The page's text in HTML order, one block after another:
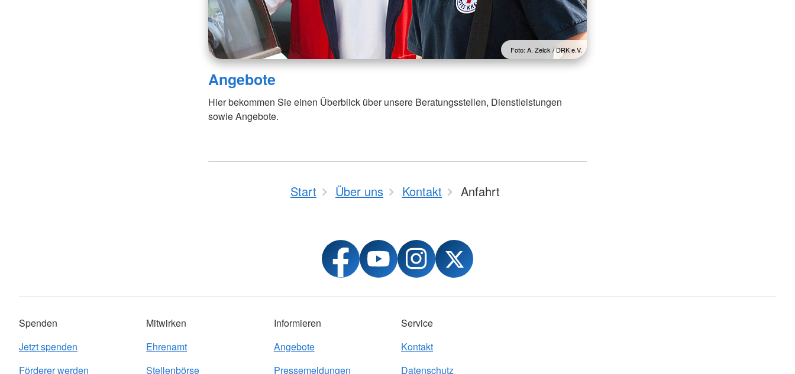
Foto: A. Zelck / DRK e.V.
Angebote
Hier bekommen Sie einen Überblick über unsere Beratungsstellen, Dienstleistungen
sowie Angebote.
Start Über uns Kontakt Anfahrt
Spenden
Jetzt spenden
Förderer werden
Mitwirken
Ehrenamt
Stellenbörse
Informieren
Angebote
Pressemeldungen
Service
Kontakt
Datenschutz